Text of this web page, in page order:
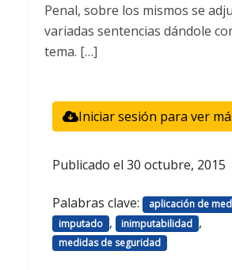
Penal, sobre los mismos se
variadas sentencias dándole
tema. […]
Iniciar sesión para ver
Publicado el 30 octubre, 2015
Palabras clave: aplicación de
imputado , inimputabilidad ,
medidas de seguridad